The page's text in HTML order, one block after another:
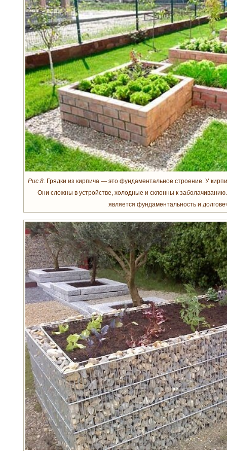
Рис.8. Грядки из кирпича — это фундаментальное строение. У
Они сложны в устройстве, холодные и склонны к
является фундаментальность и